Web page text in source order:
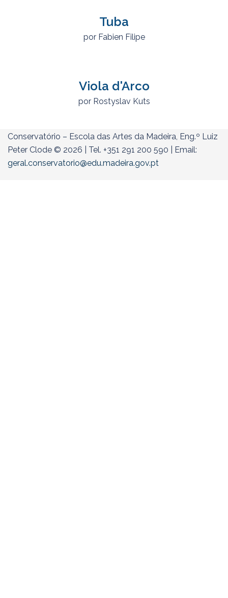
Tuba
por Fabien Filipe
Viola d'Arco
por Rostyslav Kuts
Conservatório – Escola das Artes da Madeira, Eng.º Luiz
Peter Clode © 2026 | Tel. +351 291 200 590 | Email:
geral.conservatorio@edu.madeira.gov.pt